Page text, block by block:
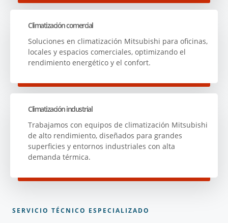
Climatización comercial
Soluciones en climatización Mitsubishi para oficinas,
locales y espacios comerciales, optimizando el
rendimiento energético y el confort.
Climatización industrial
Trabajamos con equipos de climatización Mitsubishi
de alto rendimiento, diseñados para grandes
superficies y entornos industriales con alta
demanda térmica.
SERVICIO TÉCNICO ESPECIALIZADO